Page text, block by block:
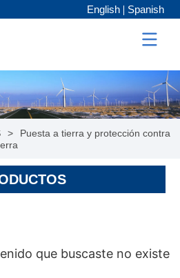
English Spanish
>
Puesta a tierra y protección contra
que buscaste no existe